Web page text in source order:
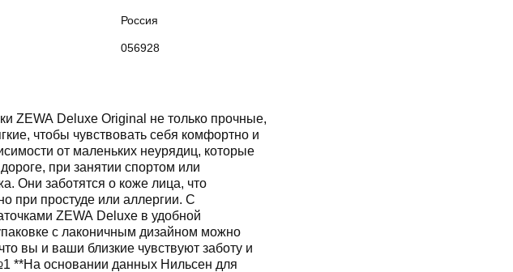
Россия
056928
ZEWA Deluxe Original не только прочные,
чтобы чувствовать себя комфортно и
от маленьких неурядиц, которые
при занятии спортом или
Они заботятся о коже лица, что
при простуде или аллергии. С
ZEWA Deluxe в удобной
с лаконичным дизайном можно
вы и ваши близкие чувствуют заботу и
**На основании данных Нильсен для